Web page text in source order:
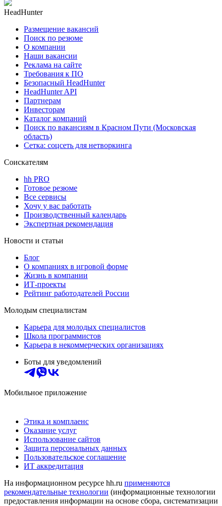
HeadHunter
Размещение вакансий
Поиск по резюме
О компании
Наши вакансии
Реклама на сайте
Требования к ПО
Безопасный HeadHunter
HeadHunter API
Партнерам
Инвесторам
Каталог компаний
Поиск по вакансиям в Красном Пути (Московская
область)
Сетка: соцсеть для нетворкинга
Соискателям
hh PRO
Готовое резюме
Все сервисы
Хочу у вас работать
Производственный календарь
Экспертная рекомендация
Новости и статьи
Блог
О компаниях в игровой форме
Жизнь в компании
ИТ-проекты
Рейтинг работодателей России
Молодым специалистам
Карьера для молодых специалистов
Школа программистов
Карьера в некоммерческих организациях
Боты для уведомлений
Мобильное приложение
Этика и комплаенс
Оказание услуг
Использование сайтов
Защита персональных данных
Пользовательское соглашение
ИТ аккредитация
На информационном ресурсе hh.ru применяются
рекомендательные технологии (информационные технологии
предоставления информации на основе сбора, систематизации